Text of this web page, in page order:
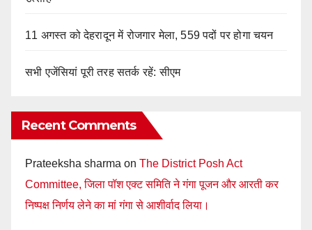
11 अगस्त को देहरादून में रोजगार मेला, 559 पदों पर होगा चयन
सभी एजेंसियां पूरी तरह सतर्क रहें: सीएम
Recent Comments
Prateeksha sharma on The District Posh Act
Committee, जिला पॉश एक्ट समिति ने गंगा पूजन और आरती कर
निष्पक्ष निर्णय लेने का मां गंगा से आशीर्वाद लिया।